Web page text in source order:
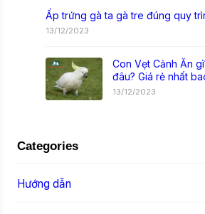
Ấp trứng gà ta gà tre đúng quy
13/12/2023
Con Vẹt Cảnh Ăn
đâu? Giá rẻ nhất
13/12/2023
Categories
Hướng dẫn